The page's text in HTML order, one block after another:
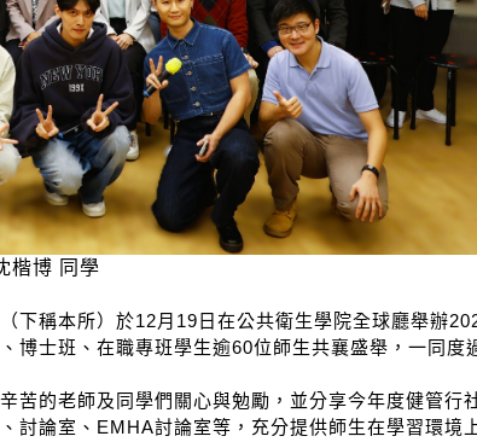
楷博 同學
下稱本所）於12月 19 日在公共衛生學院全球廳舉辦
博士班、在職專班學生逾60位師生共襄盛舉，一同度
苦的老師及同學們關心與勉勵，並分享今年度健管行
討論室、 EMHA討論室等，充分提供師生在學習環境